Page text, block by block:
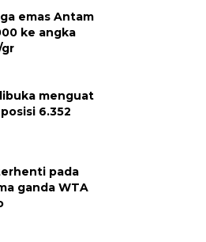
emas Antam
ke angka
gr
menguat
6.352
pada
ganda WTA